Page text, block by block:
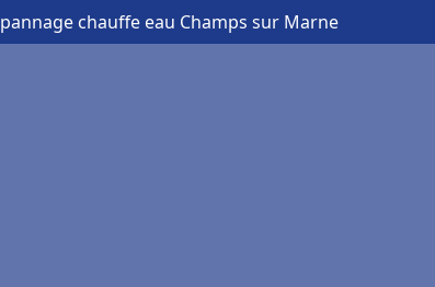
chauffe eau Champs sur Marne